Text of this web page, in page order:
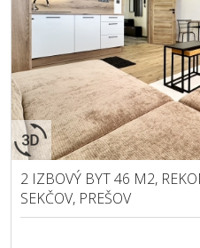
2 IZBOVÝ BYT 46 M2,
SEKČOV, PREŠOV